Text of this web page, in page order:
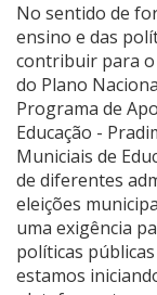
No sentido de
ensino e das
contribuir para o
do Plano
Programa de
Educação -
Municiais de
de diferentes
eleições
uma exigência
políticas
estamos